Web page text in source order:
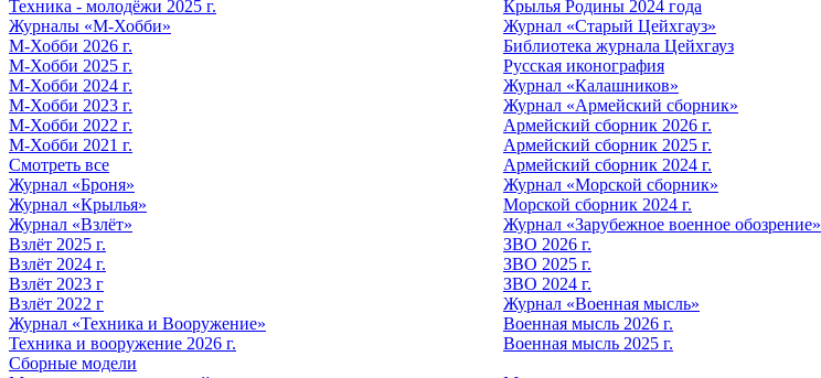
Техника - молодёжи 2025 г.
Журналы «М-Хобби»
М-Хобби 2026 г.
М-Хобби 2025 г.
М-Хобби 2024 г.
М-Хобби 2023 г.
М-Хобби 2022 г.
М-Хобби 2021 г.
Смотреть все
Журнал «Броня»
Журнал «Крылья»
Журнал «Взлёт»
Взлёт 2025 г.
Взлёт 2024 г.
Взлёт 2023 г
Взлёт 2022 г
Журнал «Техника и Вооружение»
Техника и вооружение 2026 г.
Крылья Родины 2024 года
Журнал «Старый Цейхгауз»
Библиотека журнала Цейхгауз
Русская иконография
Журнал «Калашников»
Журнал «Армейский сборник»
Армейский сборник 2026 г.
Армейский сборник 2025 г.
Армейский сборник 2024 г.
Журнал «Морской сборник»
Морской сборник 2024 г.
Журнал «Зарубежное военное обозрение»
ЗВО 2026 г.
ЗВО 2025 г.
ЗВО 2024 г.
Журнал «Военная мысль»
Военная мысль 2026 г.
Военная мысль 2025 г.
Сборные модели